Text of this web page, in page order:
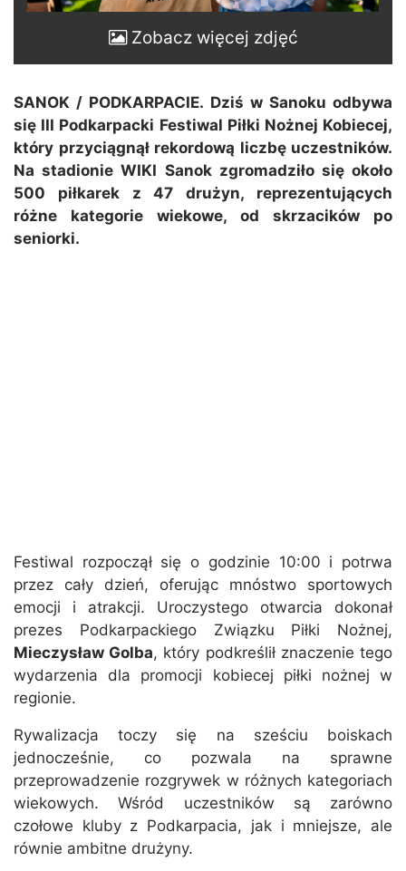
Zobacz więcej zdjęć
SANOK / PODKARPACIE. Dziś w Sanoku odbywa
się III Podkarpacki Festiwal Piłki Nożnej Kobiecej,
który przyciągnął rekordową liczbę uczestników.
Na stadionie WIKI Sanok zgromadziło się około
500 piłkarek z 47 drużyn, reprezentujących
różne kategorie wiekowe, od skrzacików po
seniorki.
Festiwal rozpoczął się o godzinie 10:00 i potrwa
przez cały dzień, oferując mnóstwo sportowych
emocji i atrakcji. Uroczystego otwarcia dokonał
prezes Podkarpackiego Związku Piłki Nożnej,
Mieczysław Golba, który podkreślił znaczenie tego
wydarzenia dla promocji kobiecej piłki nożnej w
regionie.
Rywalizacja toczy się na sześciu boiskach
jednocześnie, co pozwala na sprawne
przeprowadzenie rozgrywek w różnych kategoriach
wiekowych. Wśród uczestników są zarówno
czołowe kluby z Podkarpacia, jak i mniejsze, ale
równie ambitne drużyny.